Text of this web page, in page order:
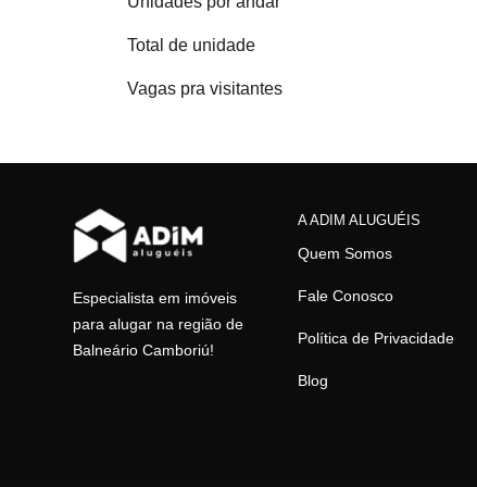
Total de unidade
Vagas pra visitantes
Especialista em imóveis
para alugar na região de
Balneário Camboriú!
A ADIM ALUGUÉIS
Quem Somos
Fale Conosco
Política de Privacidade
Blog